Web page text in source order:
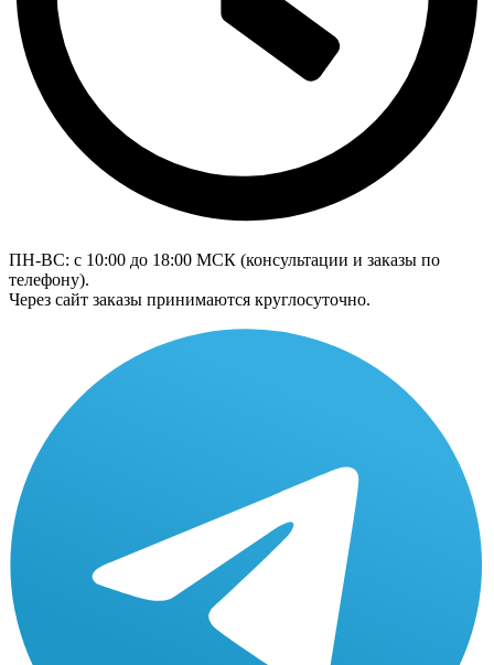
ПН-ВС: с 10:00 до 18:00 МСК (консультации и заказы по
телефону).
Через сайт заказы принимаются круглосуточно.